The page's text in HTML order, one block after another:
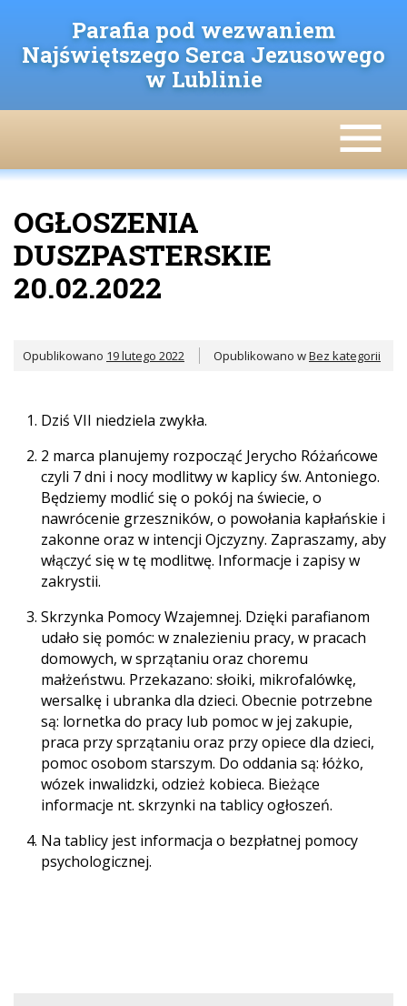
Parafia pod wezwaniem
Najświętszego Serca Jezusowego
w Lublinie
OGŁOSZENIA
DUSZPASTERSKIE
20.02.2022
Opublikowano 19 lutego 2022 Opublikowano wBez kategorii
Dziś VII niedziela zwykła.
2 marca planujemy rozpocząć Jerycho Różańcowe
czyli 7 dni i nocy modlitwy w kaplicy św. Antoniego.
Będziemy modlić się o pokój na świecie, o
nawrócenie grzeszników, o powołania kapłańskie i
zakonne oraz w intencji Ojczyzny. Zapraszamy, aby
włączyć się w tę modlitwę. Informacje i zapisy w
zakrystii.
Skrzynka Pomocy Wzajemnej. Dzięki parafianom
udało się pomóc: w znalezieniu pracy, w pracach
domowych, w sprzątaniu oraz choremu
małżeństwu. Przekazano: słoiki, mikrofalówkę,
wersalkę i ubranka dla dzieci. Obecnie potrzebne
są: lornetka do pracy lub pomoc w jej zakupie,
praca przy sprzątaniu oraz przy opiece dla dzieci,
pomoc osobom starszym. Do oddania są: łóżko,
wózek inwalidzki, odzież kobieca. Bieżące
informacje nt. skrzynki na tablicy ogłoszeń.
Na tablicy jest informacja o bezpłatnej pomocy
psychologicznej.